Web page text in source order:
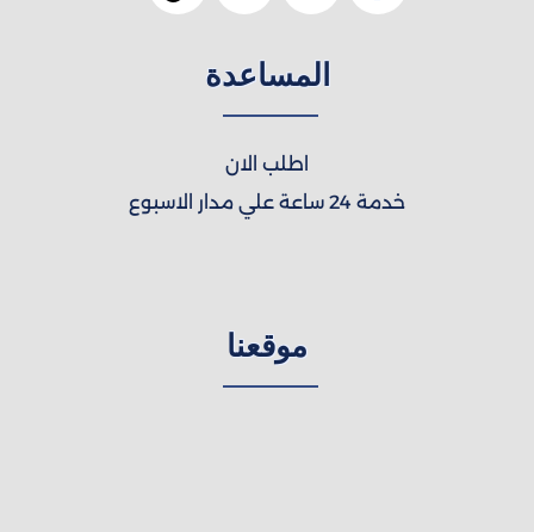
المساعدة
اطلب الان
خدمة 24 ساعة علي مدار الاسبوع
موقعنا